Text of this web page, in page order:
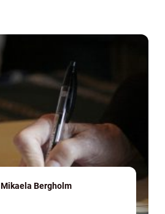
Mikaela Bergholm